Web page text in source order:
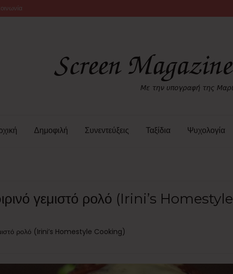
Δημοφιλή Συνεντεύξεις Ταξίδια Ψυχολογία
γεμιστό ρολό (Irini’s Homestyle
ρολό (Irini’s Homestyle Cooking)